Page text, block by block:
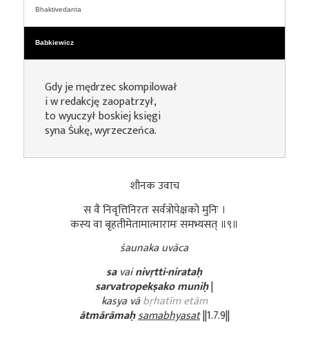
Bhaktivedanta
Babkiewicz
Gdy je mędrzec skompilował
i w redakcję zaopatrzył,
to wyuczył boskiej księgi
syna Śukę, wyrzeczeńca.
शौनक उवाच
स वै निवृत्तिनिरतः सर्वत्रोपेक्षको मुनिः ।
कस्य वा बृहतीमेतामात्मारामः समभ्यसत् ॥९॥
śaunaka uvāca
savainivṛtti-nirataḥ
sarvatropekṣako muniḥ|
kasya vābṛhatīm etām
ātmārāmaḥsamabhyasat||1.7.9||